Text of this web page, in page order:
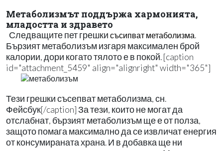
Метаболизмът поддържа хармонията,
младостта и здравето
Следващите пет грешки съсипват метаболизма.
Бързият метаболизъм изгаря максимален брой
калории, дори когато тялото е в покой. [caption
id="attachment_5459" align="alignright" width="365"]
Тези грешки съсепват метаболизма, сн.
Фейсбук[/caption] За тези, които не могат да
отслабнат, бързият метаболизъм ще е от полза,
защото помага максимално да се извличат енергия
от консумираната храна. И в добавка ще ни